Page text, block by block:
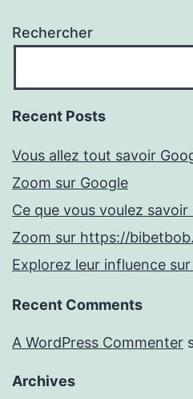
Rechercher
Recent Posts
Vous allez tout savoir
Zoom sur Google
Ce que vous voulez
Zoom sur https://
Explorez leur influence
Recent Comments
A WordPress Commenter
Archives